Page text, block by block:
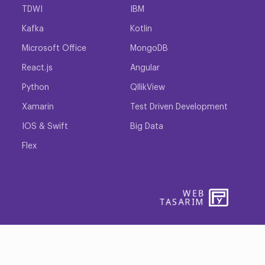
ilgi duyan birçok insan da bu şirketlerde
öğrenebilirsiniz. Birçok HP teknolojisi birbirine
alanında dilediğiniz gibi ilerlemenizi
TDWI IBM
Kafka Kotlin
Microsoft Office MongoDB
React.js Angular
Python QllikView
Xamarin Test Driven Development
IOS & Swift Big Data
Flex
WEB
TASARIM